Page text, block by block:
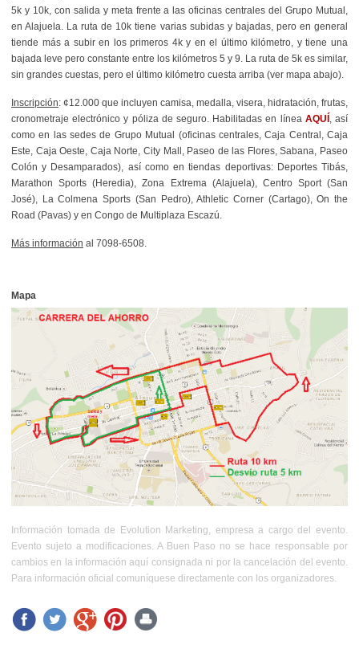
5k y 10k, con salida y meta frente a las oficinas centrales del Grupo Mutual,
en Alajuela. La ruta de 10k tiene varias subidas y bajadas, pero en general
tiende más a subir en los primeros 4k y en el último kilómetro, y tiene una
bajada leve pero constante entre los kilómetros 5 y 9. La ruta de 5k es similar,
sin grandes cuestas, pero el último kilómetro cuesta arriba (ver mapa abajo).
Inscripción: ¢12.000 que incluyen camisa, medalla, visera, hidratación, frutas,
cronometraje electrónico y póliza de seguro. Habilitadas en línea AQUÍ, así
como en las sedes de Grupo Mutual (oficinas centrales, Caja Central, Caja
Este, Caja Oeste, Caja Norte, City Mall, Paseo de las Flores, Sabana, Paseo
Colón y Desamparados), así como en tiendas deportivas: Deportes Tibás,
Marathon Sports (Heredia), Zona Extrema (Alajuela), Centro Sport (San
José), La Colmena Sports (San Pedro), Athletic Corner (Cartago), On the
Road (Pavas) y en Congo de Multiplaza Escazú.
Más información al 7098-6508.
Mapa
Información tomada de Evolution Marketing, empresa a cargo del evento.
Evento sujeto a modificaciones. A Buen Paso no se hace responsable por
cambios en la información aquí consignada ni por la cancelación del evento.
Para información oficial comuníquese directamente con los organizadores.